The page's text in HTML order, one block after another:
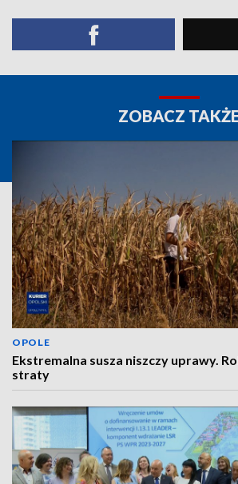
ZOBACZ
OPOLE
Ekstremalna susza niszczy uprawy.
straty